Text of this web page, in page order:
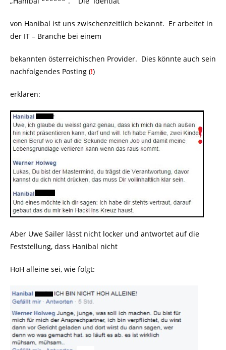
von Hanibal ist uns zwischenzeitlich bekannt. Er arbeitet in
der IT – Branche bei einem
bekannten österreichischen Provider. Dies könnte auch sein
nachfolgendes Posting (!)
erklären:
Aber Uwe Sailer lässt nicht locker und antwortet auf die
Feststellung, dass Hanibal nicht
HoH alleine sei, wie folgt: